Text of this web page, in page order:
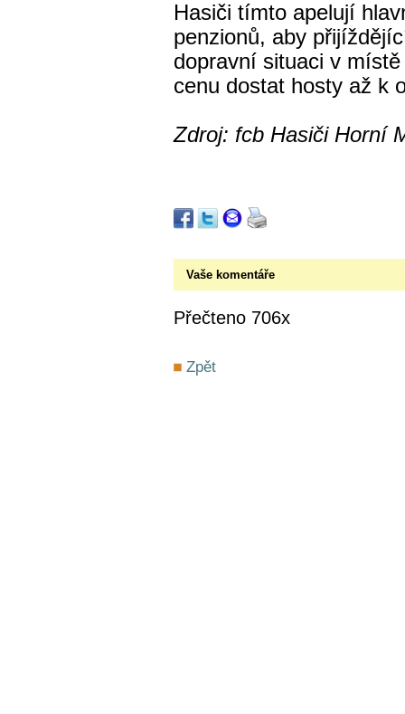
Hasiči tímto apelují
penzionů, aby
dopravní situaci v
cenu dostat hosty až k
Zdroj: fcb Hasiči Horní
Vaše komentáře
Přečteno 706x
Zpět